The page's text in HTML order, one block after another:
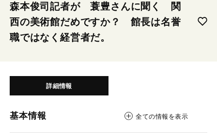
森本俊司記者が 蓑豊さんに聞く 関
西の美術館だめですか？ 館長は名誉
職ではなく経営者だ。
詳細情報
基本情報 全ての情報を表示